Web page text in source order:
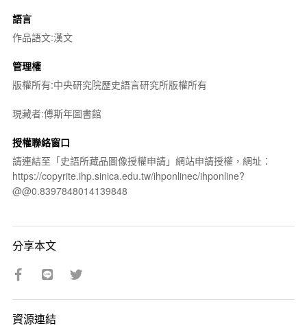
語言
作品語文:漢文
管理權
版權所有:中央研究院歷史語言研究所版權所有
現藏者:傅斯年圖書館
授權聯絡窗口
請連結至「史語所藏品圖像授權申請」網站申請授權，網址：
https://copyrite.ihp.sinica.edu.tw/ihponlinec/ihponline?
@@0.8397848014139848
分享本文
資源連結